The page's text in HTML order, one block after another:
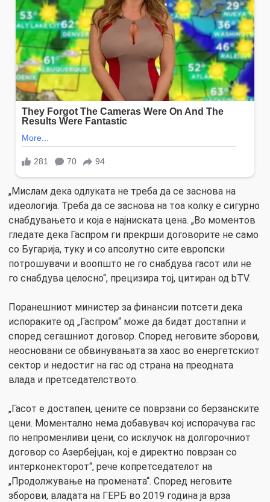
„Мислам дека одлуката не треба да се заснова на
идеологија. Треба да се заснова на тоа колку е сигурно
снабдувањето и која е најниската цена. „Во моментов
гледате дека Гаспром ги прекрши договорите не само
со Бугарија, туку и со апсолутно сите европски
потрошувачи и воопшто не го снабдува гасот или не
го снабдува целосно“, прецизира тој, цитиран од bTV.
Поранешниот министер за финансии потсети дека
испораките од „Гаспром“ може да бидат достапни и
според сегашниот договор. Според неговите зборови,
неосновани се обвинувањата за хаос во енергетскиот
сектор и недостиг на гас од страна на преодната
влада и претседателството.
„Гасот е достапен, цените се поврзани со берзанските
цени. Моментално нема добавувач кој испорачува гас
по непроменливи цени, со исклучок на долгорочниот
договор со Азербејџан, кој е директно поврзан со
интерконекторот“, рече копретседателот на
„Продолжување на промената“. Според неговите
зборови, владата на ГЕРБ во 2019 година ја врза